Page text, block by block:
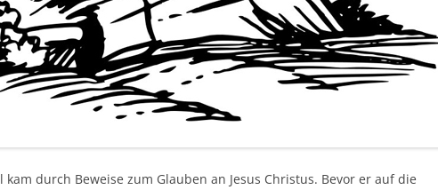
kam durch Beweise zum Glauben an Jesus Christus. Bevor er auf die